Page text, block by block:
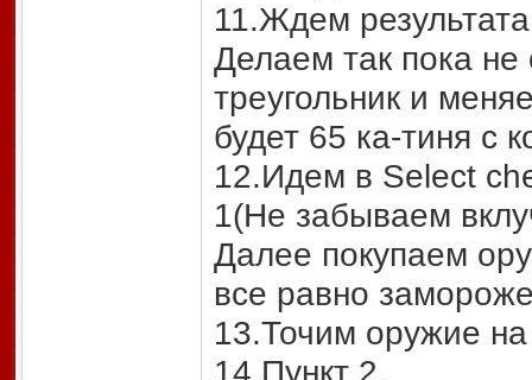
11.Ждем
Делаем так пока
треугольник и
будет 65 ка-тиня с
12.Идем в Select
1(Не забываем
Далее покупаем
все равно
13.Точим оружие
14.Пункт 2.